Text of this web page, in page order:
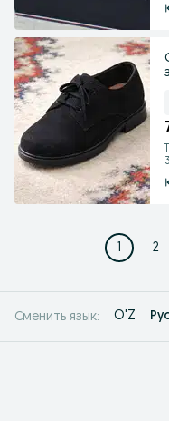
1 2
Сменить язык: O'Z Рус